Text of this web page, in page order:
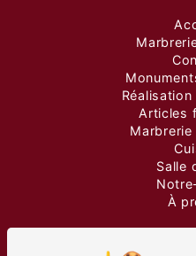
Articles
Salle
À
NOS